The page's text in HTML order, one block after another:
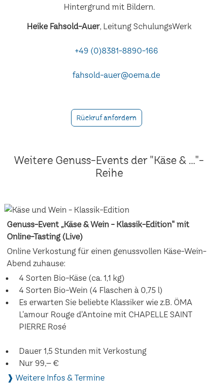
Heike Fahsold-Auer, Leitung SchulungsWerk
+49 (0)8381-8890-166
fahsold-auer@oema.de
Rückruf anfordern
Weitere Genuss-Events der "Käse & ..."-
Reihe
Genuss-Event „Käse & Wein - Klassik-Edition" mit
Online-Tasting (Live)
Online Verkostung für einen genussvollen Käse-Wein-
Abend zuhause:
4 Sorten Bio-Käse (ca. 1,1 kg)
4 Sorten Bio-Wein (4 Flaschen à 0,75 l)
Es erwarten Sie beliebte Klassiker wie z.B. ÖMA
L'amour Rouge d'Antoine mit CHAPELLE SAINT
PIERRE Rosé
Dauer 1,5 Stunden mit Verkostung
Nur 99,– €
❱ Weitere Infos & Termine